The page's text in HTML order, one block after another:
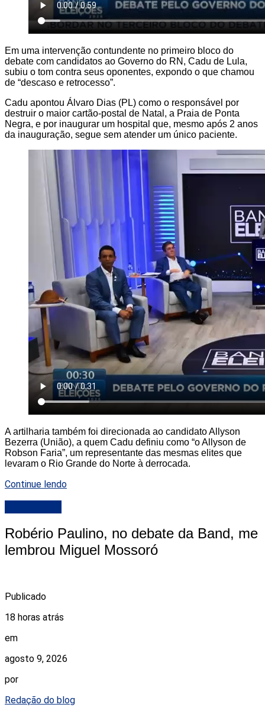
Em uma intervenção contundente no primeiro bloco do
debate com candidatos ao Governo do RN, Cadu de Lula,
subiu o tom contra seus oponentes, expondo o que chamou
de “descaso e retrocesso”.
Cadu apontou Álvaro Dias (PL) como o responsável por
destruir o maior cartão-postal de Natal, a Praia de Ponta
Negra, e por inaugurar um hospital que, mesmo após 2 anos
da inauguração, segue sem atender um único paciente.
A artilharia também foi direcionada ao candidato Allyson
Bezerra (União), a quem Cadu definiu como “o Allyson de
Robson Faria”, um representante das mesmas elites que
levaram o Rio Grande do Norte à derrocada.
Continue lendo
Robério Paulino, no debate da Band, me
lembrou Miguel Mossoró
Publicado
18 horas atrás
em
agosto 9, 2026
por
Redação do blog